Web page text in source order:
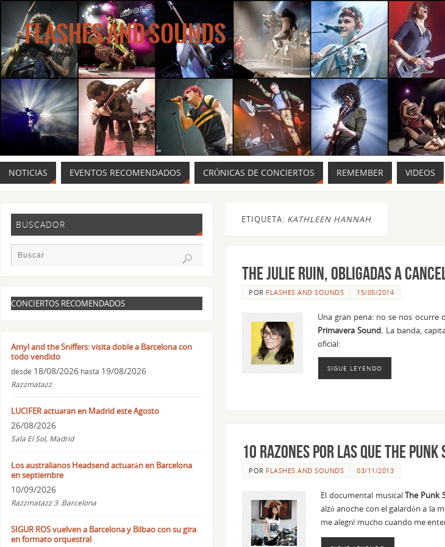
FLASHES AND SOUNDS
MÚSICA PARA LOS OJOS.
NOTICIAS EVENTOS RECOMENDADOS CRÓNICAS DE CONCIERTOS REMEMBER VIDEOS
ETIQUETA: KATHLEEN HANNAH
The Julie Ruin, obligadas a
POR FLASHES AND SOUNDS 15/05/2014
Una gran pena: no se nos ocurre
Primavera Sound. La banda,
oficial:
SIGUE LEYENDO
10 razones por las que THE
POR FLASHES AND SOUNDS 03/11/2013
El documental musicalThe Punk
alzó anoche con el galardón a la
me alegré mucho cuando me
BUSCADOR
CONCIERTOS RECOMENDADOS
Amyl and the Sniffers: visita doble a Barcelona con
todo vendido
desde 18/08/2026 hasta 19/08/2026
Razzmatazz
LUCIFER actuaran en Madrid este Agosto
26/08/2026
Sala El Sol, Madrid
Los australianos Headsend actuarán en Barcelona
en septiembre
10/09/2026
Razzmatazz 3 .Barcelona
SIGUR ROS vuelven a Barcelona y Bilbao con su gira
en formato orquestral